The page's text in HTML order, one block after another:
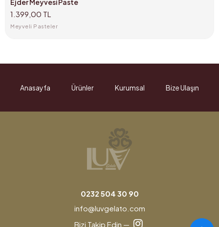
Ejder Meyvesi Paste
1.399,00 TL
Meyveli Pasteler
Anasayfa Ürünler Kurumsal Bize Ulaşın
0232 504 30 90
info@luvgelato.com
Bizi Takip Edin —